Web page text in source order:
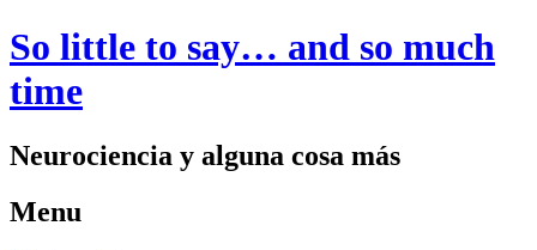
So little to say… and so much
time
Neurociencia y alguna cosa más
Menu